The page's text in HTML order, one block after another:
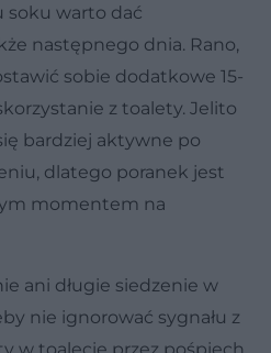
soku warto dać
następnego dnia. Rano,
sobie dodatkowe 15-
z toalety. Jelito
bardziej aktywne po
dlatego poranek jest
momentem na
ani długie siedzenie w
nie ignorować sygnału z
w toalecie przez pośpiech.